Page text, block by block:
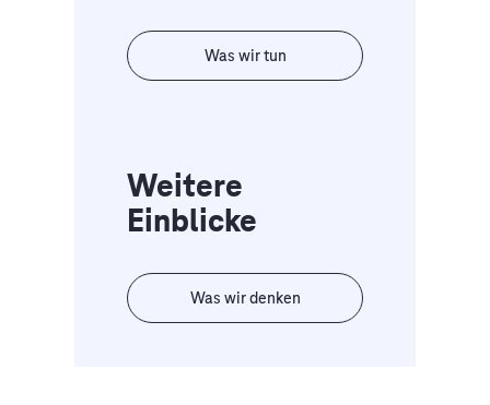
Was wir tun
Weitere
Einblicke
Was wir denken